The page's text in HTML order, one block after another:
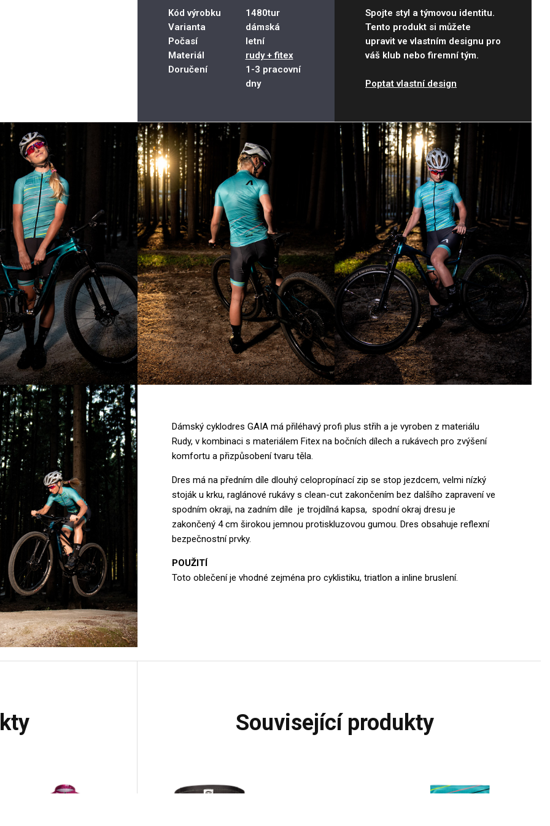
Kód výrobku
1480tur
Varianta
dámská
Počasí
letní
Materiál
rudy + fitex
Doručení
1-3 pracovní
dny
Spojte styl a týmovou identitu.
Tento produkt si můžete
upravit ve vlastním designu pro
váš klub nebo firemní tým.
Poptat vlastní design
Dámský cyklodres GAIA má přiléhavý profi plus střih a je vyroben z materiálu
Rudy, v kombinaci s materiálem Fitex na bočních dílech a rukávech pro zvýšení
komfortu a přizpůsobení tvaru těla.
Dres má na předním díle dlouhý celopropínací zip se stop jezdcem, velmi nízký
stoják u krku, raglánové rukávy s clean-cut zakončením bez dalšího zapravení ve
spodním okraji, na zadním díle je trojdílná kapsa, spodní okraj dresu je
zakončený 4 cm širokou jemnou protiskluzovou gumou. Dres obsahuje reflexní
bezpečnostní prvky.
POUŽITÍ
Toto oblečení je vhodné zejména pro cyklistiku, triatlon a inline bruslení.
související produkty